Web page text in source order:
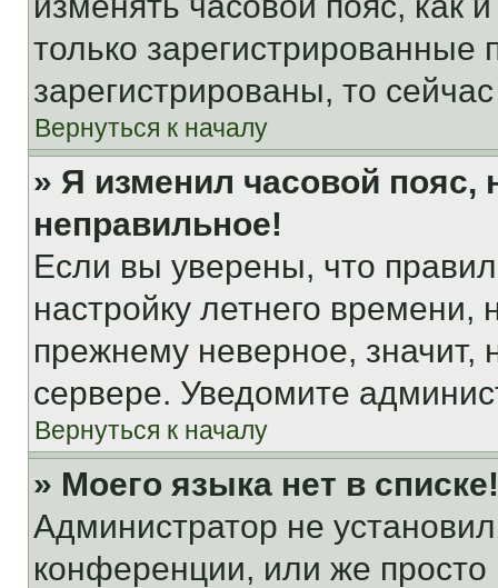
только
зарегистрированы, то
Вернуться к началу
» Я изменил часовой пояс,
неправильное!
Если вы уверены, что
настройку летнего
прежнему неверное, значит,
сервере. Уведомите
Вернуться к началу
» Моего языка нет в списке!
Администратор не
конференции, или же